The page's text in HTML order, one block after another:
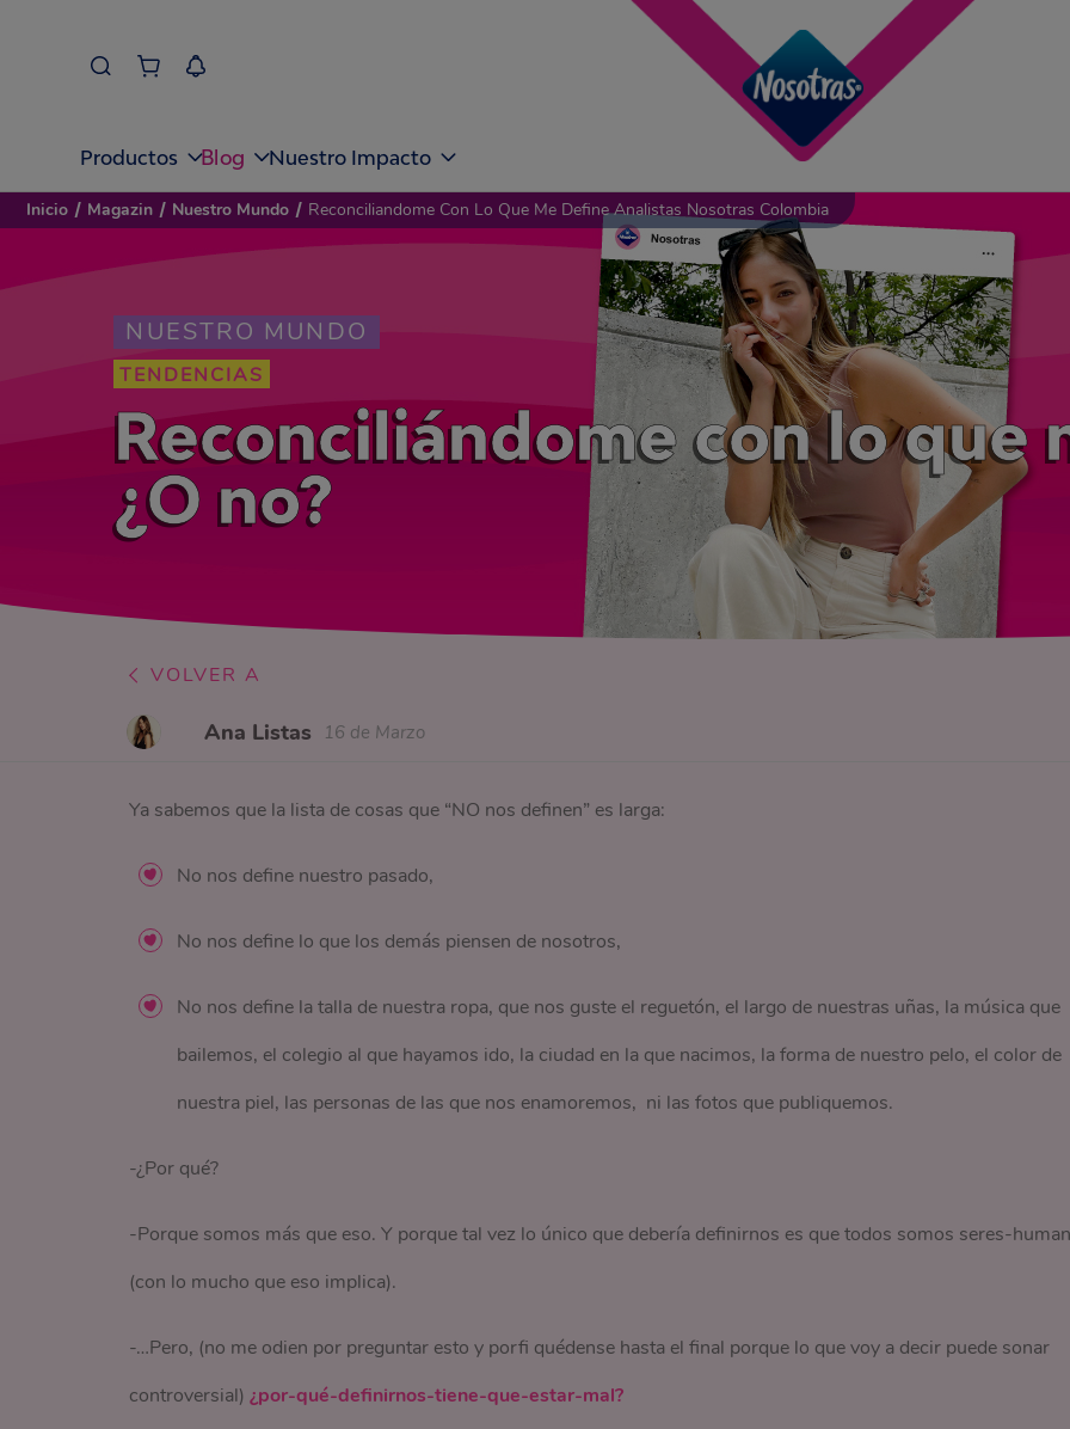
Productos Blog Nuestro Impacto
NUESTRO MUNDO
TENDENCIAS
Reconciliándome con lo que
¿O no?
Inicio / Magazin / Nuestro Mundo / Reconciliandome Con Lo Que Me Define Analistas Nosotras Colombia
VOLVER A
Ana Listas 16 de Marzo
Ya sabemos que la lista de cosas que “NO nos definen” es larga:
No nos define nuestro pasado,
No nos define lo que los demás piensen de nosotros,
No nos define la talla de nuestra ropa, que nos guste el reguetón, el largo de nuestras uñas, la música que
bailemos, el colegio al que hayamos ido, la ciudad en la que nacimos, la forma de nuestro pelo, el color de
nuestra piel, las personas de las que nos enamoremos, ni las fotos que publiquemos.
-¿Por qué?
-Porque somos más que eso. Y porque tal vez lo único que debería definirnos es que todos somos seres-
(con lo mucho que eso implica).
-…Pero, (no me odien por preguntar esto y porfi quédense hasta el final porque lo que voy a decir puede sonar
controversial) ¿por-qué-definirnos-tiene-que-estar-mal?